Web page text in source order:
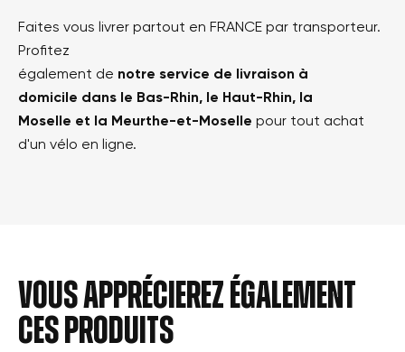
Faites vous livrer partout en FRANCE par transporteur.
Profitez
également de notre service de livraison à
domicile dans le Bas-Rhin, le Haut-Rhin, la
Moselle et la Meurthe-et-Moselle pour tout achat
d'un vélo en ligne.
Vous apprécierez également
ces produits